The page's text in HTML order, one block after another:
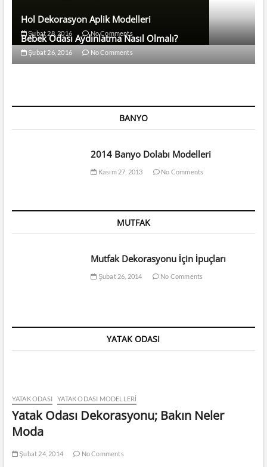
Hol Dekorasyon Aplik Modelleri
Şubat 28, 2016 No Comments
Bebek Odası Aydınlatma Nasıl Olmalı?
Şubat 26, 2016 No Comments
BANYO
2014 Banyo Dolabı Modelleri
Kasım 27, 2013 No Comments
MUTFAK
Mutfak Dekorasyonu İçin İpuçları
Şubat 26, 2014 No Comments
YATAK ODASI
YATAK ODASI YATAK ODASI MODELLERI
Yatak Odası Dekorasyonu; Bakın Neler
Moda
Şubat 24, 2014 No Comments